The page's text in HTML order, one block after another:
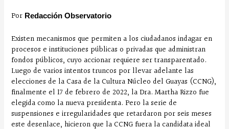
Por Redacción Observatorio
Existen mecanismos que permiten a los ciudadanos indagar en
procesos e instituciones públicas o privadas que administran
fondos públicos, cuyo accionar requiere ser transparentado.
Luego de varios intentos truncos por llevar adelante las
elecciones de la Casa de la Cultura Núcleo del Guayas (CCNG),
finalmente el 17 de febrero de 2022, la Dra. Martha Rizzo fue
elegida como la nueva presidenta. Pero la serie de
suspensiones e irregularidades que retardaron por seis meses
este desenlace, hicieron que la CCNG fuera la candidata ideal